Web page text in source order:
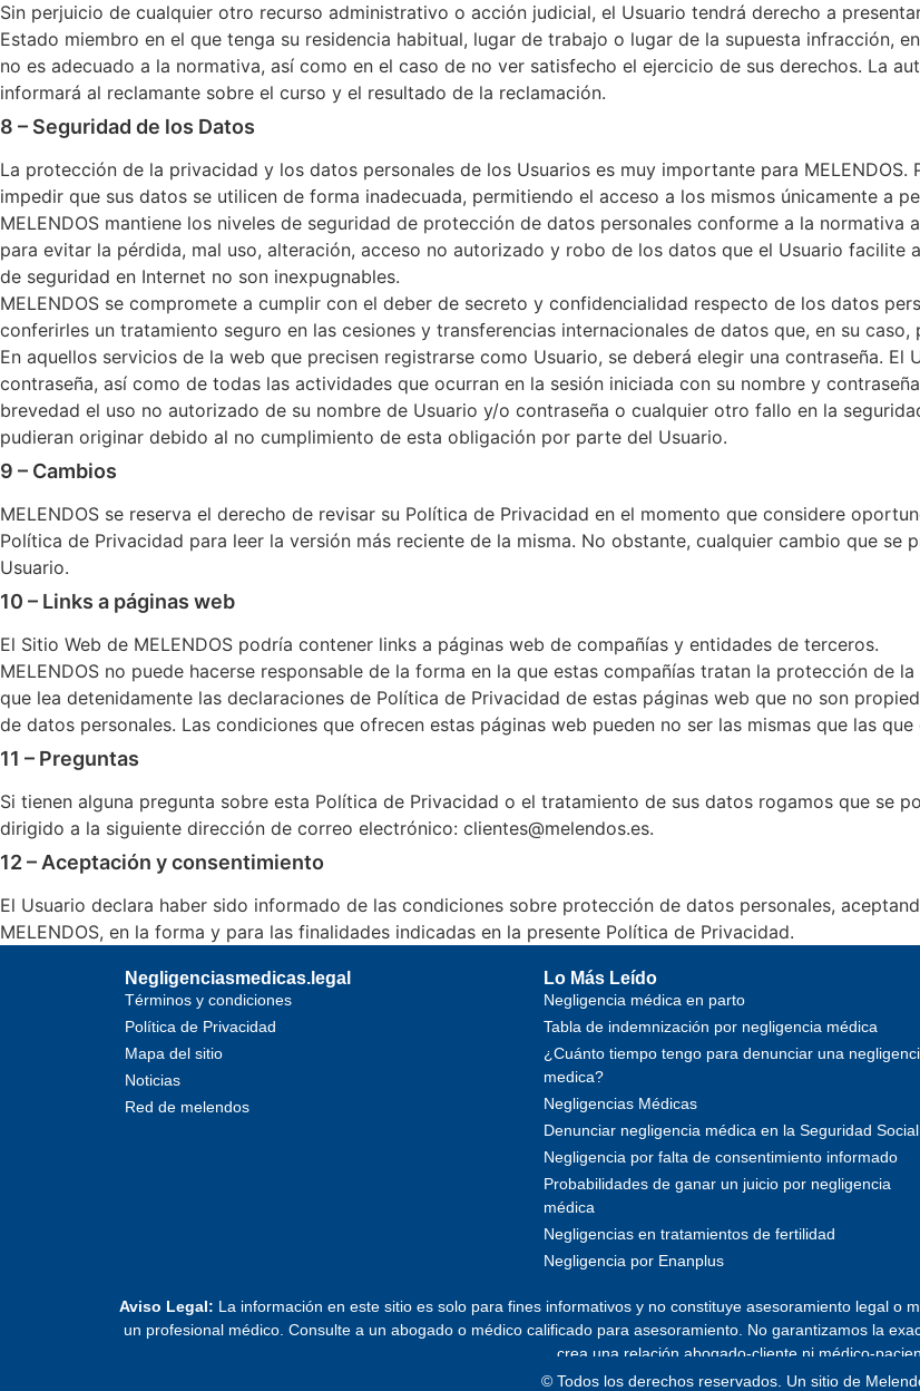
Sin perjuicio de cualquier otro recurso administrativo o acción judicial, el Usuario tendrá derecho a
Estado miembro en el que tenga su residencia habitual, lugar de trabajo o lugar de la supuesta infracción,
no es adecuado a la normativa, así como en el caso de no ver satisfecho el ejercicio de sus derechos. La
informará al reclamante sobre el curso y el resultado de la reclamación.
8 – Seguridad de los Datos
La protección de la privacidad y los datos personales de los Usuarios es muy importante para
impedir que sus datos se utilicen de forma inadecuada, permitiendo el acceso a los mismos únicamente a
MELENDOS mantiene los niveles de seguridad de protección de datos personales conforme a la
para evitar la pérdida, mal uso, alteración, acceso no autorizado y robo de los datos que el Usuario
de seguridad en Internet no son inexpugnables.
MELENDOS se compromete a cumplir con el deber de secreto y confidencialidad respecto de los datos
conferirles un tratamiento seguro en las cesiones y transferencias internacionales de datos que, en su caso,
En aquellos servicios de la web que precisen registrarse como Usuario, se deberá elegir una contraseña.
contraseña, así como de todas las actividades que ocurran en la sesión iniciada con su nombre y
brevedad el uso no autorizado de su nombre de Usuario y/o contraseña o cualquier otro fallo en la
pudieran originar debido al no cumplimiento de esta obligación por parte del Usuario.
9 – Cambios
MELENDOS se reserva el derecho de revisar su Política de Privacidad en el momento que considere
Política de Privacidad para leer la versión más reciente de la misma. No obstante, cualquier cambio que se
Usuario.
10 – Links a páginas web
El Sitio Web de MELENDOS podría contener links a páginas web de compañías y entidades de terceros.
MELENDOS no puede hacerse responsable de la forma en la que estas compañías tratan la protección de
que lea detenidamente las declaraciones de Política de Privacidad de estas páginas web que no son
de datos personales. Las condiciones que ofrecen estas páginas web pueden no ser las mismas que las que
11 – Preguntas
Si tienen alguna pregunta sobre esta Política de Privacidad o el tratamiento de sus datos rogamos que se
dirigido a la siguiente dirección de correo electrónico: clientes@melendos.es.
12 – Aceptación y consentimiento
El Usuario declara haber sido informado de las condiciones sobre protección de datos personales,
MELENDOS, en la forma y para las finalidades indicadas en la presente Política de Privacidad.
Negligenciasmedicas.legal
Términos y condiciones
Política de Privacidad
Mapa del sitio
Noticias
Red de melendos
Lo Más Leído
Negligencia médica en parto
Tabla de indemnización por negligencia médica
¿Cuánto tiempo tengo para denunciar una
medica?
Negligencias Médicas
Denunciar negligencia médica en la Seguridad Social
Negligencia por falta de consentimiento informado
Probabilidades de ganar un juicio por negligencia
médica
Negligencias en tratamientos de fertilidad
Negligencia por Enanplus
Aviso Legal: La información en este sitio es solo para fines informativos y no constituye asesoramiento legal o
un profesional médico. Consulte a un abogado o médico calificado para asesoramiento. No garantizamos la
crea una relación abogado-cliente ni médico-
© Todos los derechos reservados. Un sitio de